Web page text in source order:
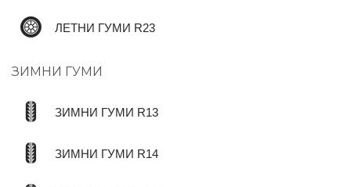
ЛЕТНИ ГУМИ R23
ЗИМНИ ГУМИ
ЗИМНИ ГУМИ R13
ЗИМНИ ГУМИ R14